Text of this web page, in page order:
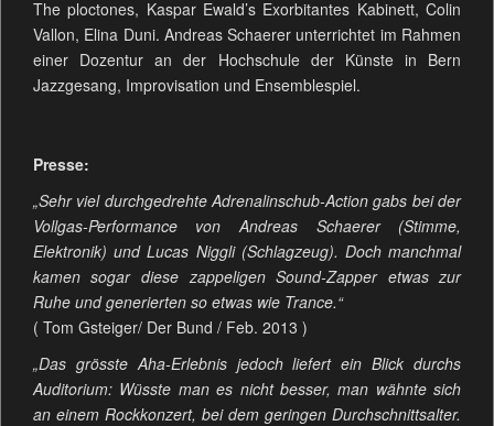
The ploctones, Kaspar Ewald’s Exorbitantes Kabinett, Colin
Vallon, Elina Duni. Andreas Schaerer unterrichtet im Rahmen
einer Dozentur an der Hochschule der Künste in Bern
Jazzgesang, Improvisation und Ensemblespiel.
Presse:
„Sehr viel durchgedrehte Adrenalinschub-Action gabs bei der
Vollgas-Performance von Andreas Schaerer (Stimme,
Elektronik) und Lucas Niggli (Schlagzeug). Doch manchmal
kamen sogar diese zappeligen Sound-Zapper etwas zur
Ruhe und generierten so etwas wie Trance.“
( Tom Gsteiger/ Der Bund / Feb. 2013 )
„Das grösste Aha-Erlebnis jedoch liefert ein Blick durchs
Auditorium: Wüsste man es nicht besser, man wähnte sich
an einem Rockkonzert, bei dem geringen Durchschnittsalter.